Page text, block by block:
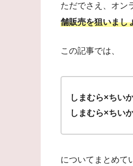
ただでさえ、オン
舗販売を狙いまし
この記事では、
しまむら×ちい
しまむら×ちい
についてまとめて